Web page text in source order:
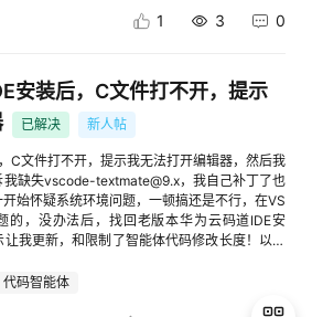
1 3 0
安装后，C文件打不开，提示
已解决 新人帖
C文件打不开，提示我无法打开编辑器，然后我
我缺失vscode-textmate@9.x，我自己补丁了也
始怀疑系统环境问题，一顿搞还是不行，在VS
的，没办法后，找回老版本华为云码道IDE安
我更新，和限制了智能体代码修改长度！以前
码智能体